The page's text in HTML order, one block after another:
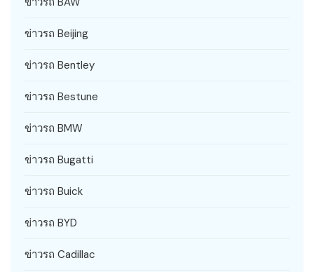
ข่าวรถ Beijing
ข่าวรถ Bentley
ข่าวรถ Bestune
ข่าวรถ BMW
ข่าวรถ Bugatti
ข่าวรถ Buick
ข่าวรถ BYD
ข่าวรถ Cadillac